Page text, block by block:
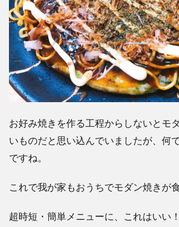
お好み焼きを作る工程からしないとモ
いものだと思い込んでいましたが、何
ですね。
これで我が家もおうちでモダン焼きが
超時短・簡単メニューに、これはいい